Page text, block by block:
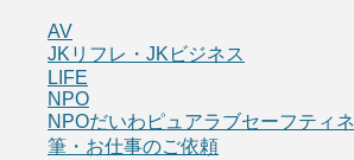
AV
JKリフレ・JKビジネス
LIFE
NPO
NPOだいわピュアラブセーフティ
筆・お仕事のご依頼